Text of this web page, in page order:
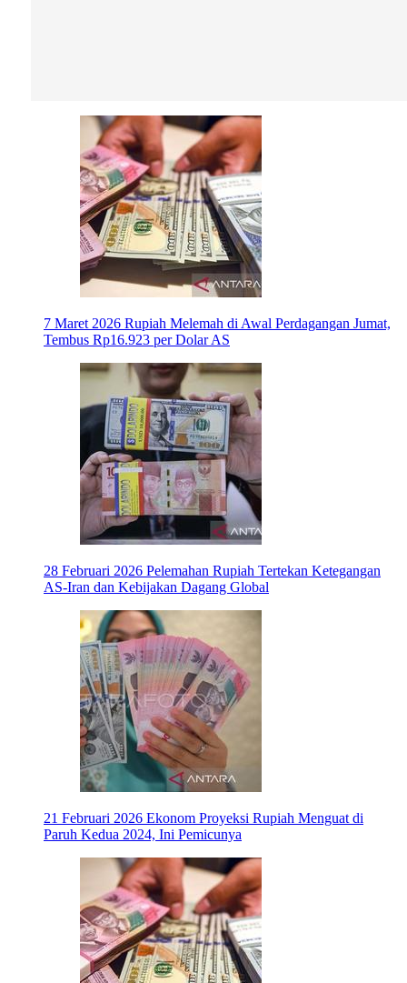
7 Maret 2026 Rupiah Melemah di Awal Perdagangan Jumat,
Tembus Rp16.923 per Dolar AS
28 Februari 2026 Pelemahan Rupiah Tertekan Ketegangan
AS-Iran dan Kebijakan Dagang Global
21 Februari 2026 Ekonom Proyeksi Rupiah Menguat di
Paruh Kedua 2024, Ini Pemicunya